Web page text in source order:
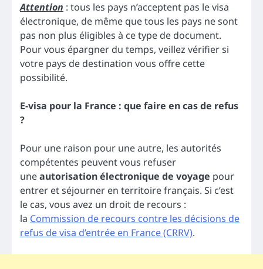
Attention : tous les pays n’acceptent pas le visa
électronique, de même que tous les pays ne sont
pas non plus éligibles à ce type de document.
Pour vous épargner du temps, veillez vérifier si
votre pays de destination vous offre cette
possibilité.
E-visa pour la France : que faire en cas de refus
?
Pour une raison pour une autre, les autorités
compétentes peuvent vous refuser
uneautorisation électronique de voyage pour
entrer et séjourner en territoire français. Si c’est
le cas, vous avez un droit de recours :
la Commission de recours contre les décisions de
refus de visa d’entrée en France (CRRV).